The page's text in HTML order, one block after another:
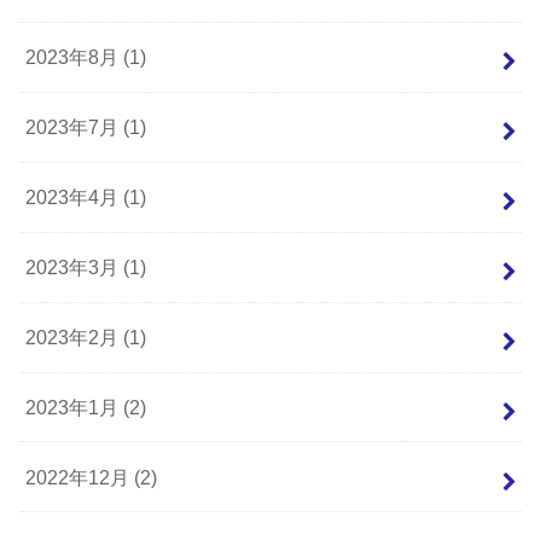
2023年8月 (1)
2023年7月 (1)
2023年4月 (1)
2023年3月 (1)
2023年2月 (1)
2023年1月 (2)
2022年12月 (2)